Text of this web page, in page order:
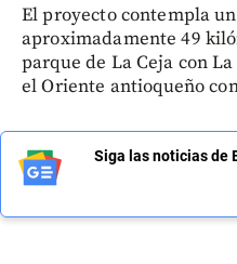
El proyecto contempla
aproximadamente 49
parque de La Ceja con
el Oriente antioqueño
Siga las noticias de